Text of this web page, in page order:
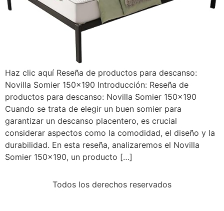
Haz clic aquí Reseña de productos para descanso:
Novilla Somier 150×190 Introducción: Reseña de
productos para descanso: Novilla Somier 150×190
Cuando se trata de elegir un buen somier para
garantizar un descanso placentero, es crucial
considerar aspectos como la comodidad, el diseño y la
durabilidad. En esta reseña, analizaremos el Novilla
Somier 150×190, un producto […]
Todos los derechos reservados